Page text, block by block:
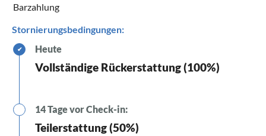
Barzahlung
Stornierungsbedingungen:
✔ Heute
Vollständige Rückerstattung (100%)
14 Tage vor Check-in:
Teilerstattung (50%)